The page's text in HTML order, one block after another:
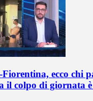
ecco chi
il colpo di giornata